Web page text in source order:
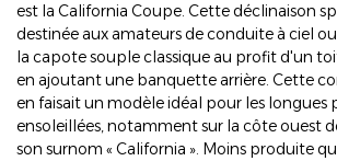
est la California Coupe. Cette déclinaison
destinée aux amateurs de conduite à ciel
la capote souple classique au profit d'un
en ajoutant une banquette arrière. Cette
en faisait un modèle idéal pour les longues
ensoleillées, notamment sur la côte ouest
son surnom « California ». Moins produite